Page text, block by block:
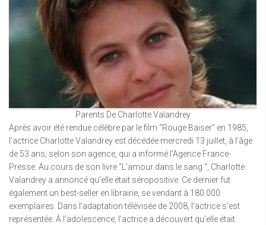
Parents De Charlotte Valandrey
Après avoir été rendue célèbre par le film “Rouge Baiser” en 1985,
l’actrice Charlotte Valandrey est décédée mercredi 13 juillet, à l’âge
de 53 ans, selon son agence, qui a informé l’Agence France-
Presse. Au cours de son livre “L’amour dans le sang “, Charlotte
Valandrey a annoncé qu’elle était séropositive. Ce dernier fut
également un best-seller en librairie, se vendant à 180 000
exemplaires. Dans l’adaptation télévisée de 2008, l’actrice s’est
représentée. À l’adolescence, l’actrice a découvert qu’elle était